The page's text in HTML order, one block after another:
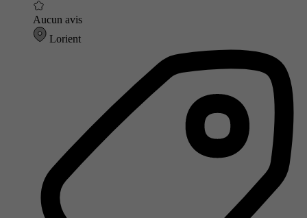
Aucun avis
Lorient